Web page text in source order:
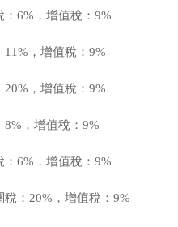
6%，增值稅：9%
，增值稅：9%
，增值稅：9%
，增值稅：9%
6%，增值稅：9%
：20%，增值稅：9%